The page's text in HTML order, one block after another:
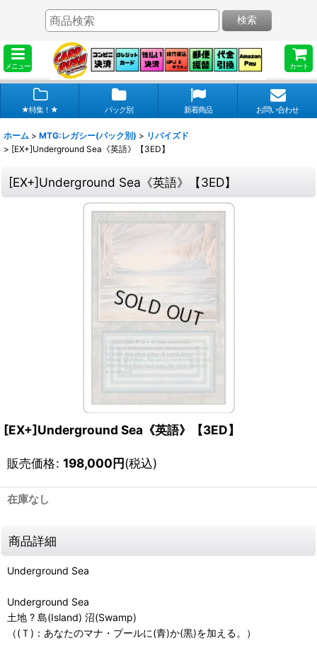
メニュー カート
検索
★特集！★ パック別 新着商品 お問い合わせ
ホーム > MTG:レガシー(パック別) > リバイズド
> [EX+]Underground Sea《英語》【3ED】
[EX+]Underground Sea《英語》【3ED】
[EX+]Underground Sea《英語》【3ED】
販売価格: 198,000円(税込)
在庫なし
商品詳細
Underground Sea
Underground Sea
土地 ? 島(Island) 沼(Swamp)
（(Ｔ)：あなたのマナ・プールに(青)か(黒)を加える。）